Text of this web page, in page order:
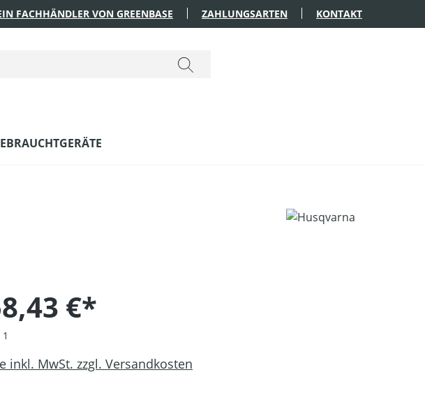
FACHHÄNDLER VON GREENBASE ZAHLUNGSARTEN KONTAKT
€*
1
inkl. MwSt. zzgl. Versandkosten